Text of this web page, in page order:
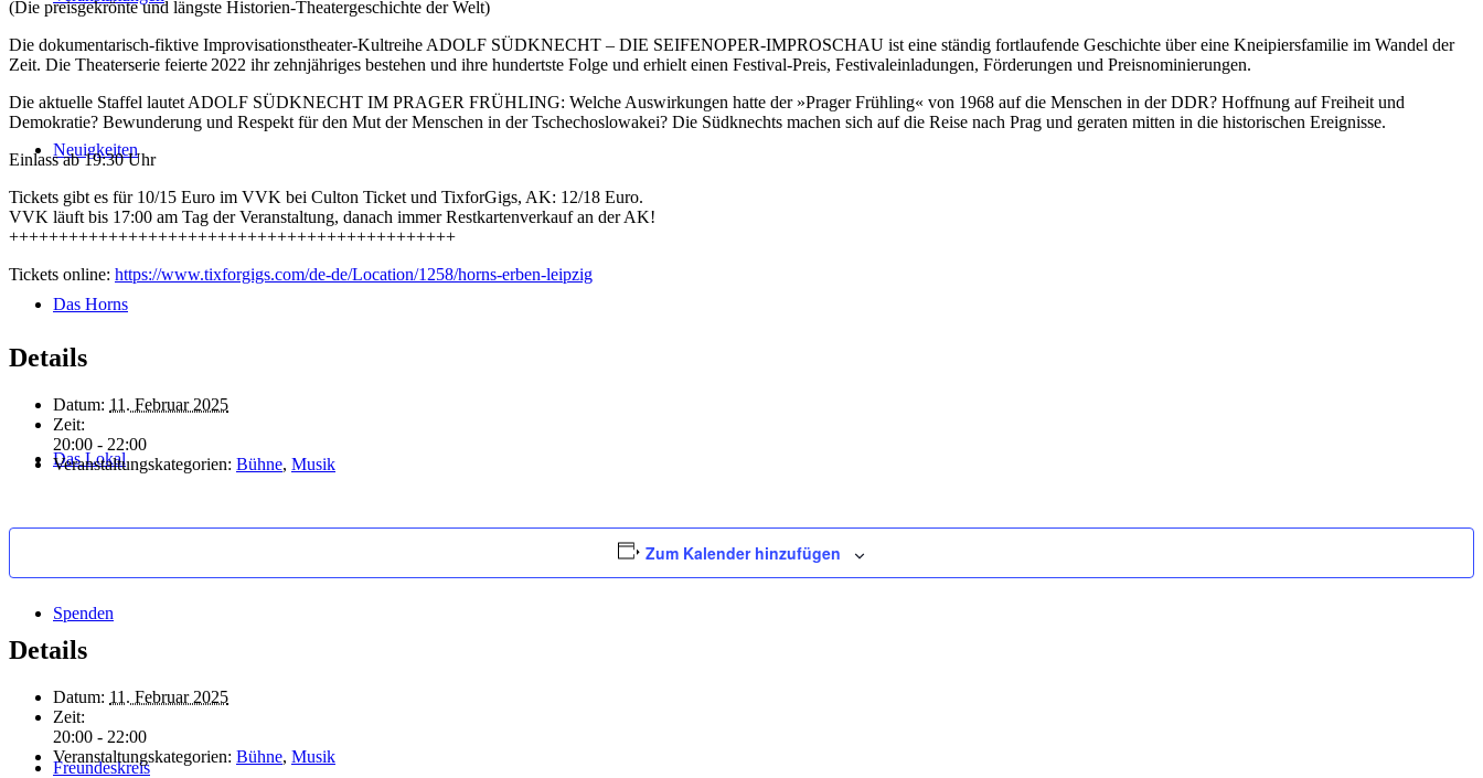
Neuigkeiten
Das Horns
Das Lokal
Spenden
Freundeskreis
(Die preisgekrönte und längste Historien-Theatergeschichte der Welt)
Die dokumentarisch-fiktive Improvisationstheater-Kultreihe ADOLF SÜDKNECHT – DIE SEIFENOPER-IMPROSCHAU ist eine ständig fortlaufende Geschichte über eine Kneipiersfamilie im Wandel der
Zeit. Die Theaterserie feierte 2022 ihr zehnjähriges bestehen und ihre hundertste Folge und erhielt einen Festival-Preis, Festivaleinladungen, Förderungen und Preisnominierungen.
Die aktuelle Staffel lautet ADOLF SÜDKNECHT IM PRAGER FRÜHLING: Welche Auswirkungen hatte der »Prager Frühling« von 1968 auf die Menschen in der DDR? Hoffnung auf Freiheit und
Demokratie? Bewunderung und Respekt für den Mut der Menschen in der Tschechoslowakei? Die Südknechts machen sich auf die Reise nach Prag und geraten mitten in die historischen Ereignisse.
Einlass ab 19:30 Uhr
Tickets gibt es für 10/15 Euro im VVK bei Culton Ticket und TixforGigs, AK: 12/18 Euro.
VVK läuft bis 17:00 am Tag der Veranstaltung, danach immer Restkartenverkauf an der AK!
+++++++++++++++++++++++++++++++++++++++++++++
Tickets online: https://www.tixforgigs.com/de-de/Location/1258/horns-erben-leipzig
Details
Datum: 11. Februar 2025
Zeit:
20:00 - 22:00
Veranstaltungskategorien: Bühne, Musik
Zum Kalender hinzufügen
Details
Datum: 11. Februar 2025
Zeit:
20:00 - 22:00
Veranstaltungskategorien: Bühne, Musik